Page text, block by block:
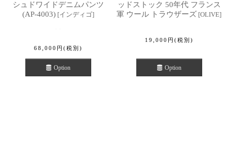
シュドワイドデニムパンツ
(AP-4003) [インディゴ]
68,000 円 (税別)
Option
ッドストック 50年代 フランス
軍 ウール トラウザーズ [OLIVE]
19,000 円 (税別)
Option